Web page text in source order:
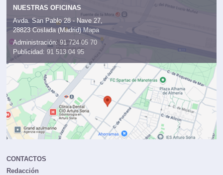
NUESTRAS OFICINAS
Avda. San Pablo 28 - Nave 27,
28823 Coslada (Madrid) Mapa
Administración: 91 724 05 70
Publicidad: 91 513 04 95
CONTACTOS
Redacción